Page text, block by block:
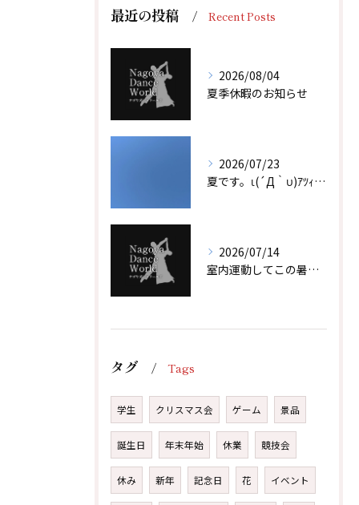
最近の投稿 Recent Posts
2026/08/04
夏季休暇のお知らせ
2026/07/23
夏です。ι(´Д｀υ)ｱﾂｨｰ！！
2026/07/14
室内運動してこの暑い夏を乗り越えよう！！
タグ Tags
学生 クリスマス会 ゲーム 景品
誕生日 年末年始 休業 競技会
休み 新年 記念日 花 イベント